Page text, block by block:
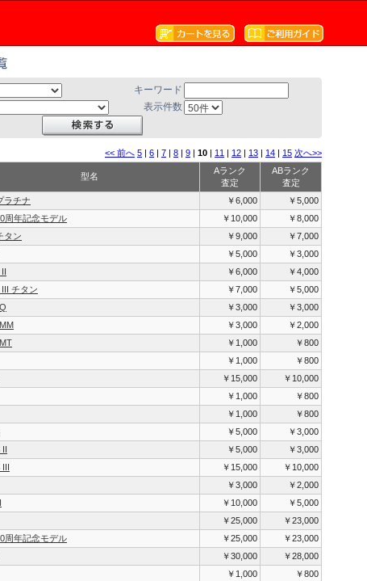
キーワード
表示件数
<< 前へ 5 | 6 | 7 | 8 | 9 | 10 | 11 | 12 | 13 | 14 | 15 次へ>>
型名
Aランク
査定
ABランク
査定
ラチナ ￥6,000
￥5,000
周年記念モデル ￥10,000
￥8,000
タン ￥9,000
￥7,000
￥5,000
￥3,000
￥6,000
￥4,000
チタン ￥7,000
￥5,000
￥3,000
￥3,000
￥3,000
￥2,000
￥1,000
￥800
￥1,000
￥800
￥15,000
￥10,000
￥1,000
￥800
￥1,000
￥800
￥5,000
￥3,000
II ￥5,000
￥3,000
III ￥15,000
￥10,000
￥3,000
￥2,000
￥10,000
￥5,000
￥25,000
￥23,000
周年記念モデル ￥25,000
￥23,000
￥30,000
￥28,000
￥1,000
￥800